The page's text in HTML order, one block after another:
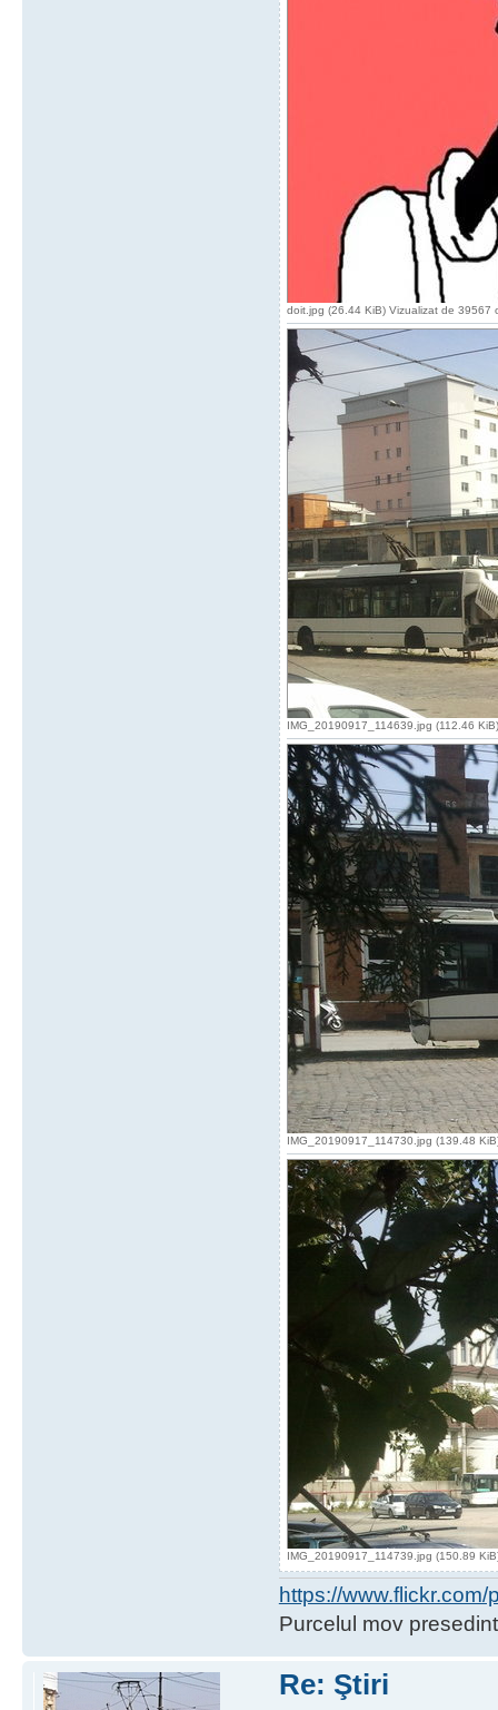
doit.jpg (26.44 KiB) Vizualizat de 39567
IMG_20190917_114639.jpg (112.46
IMG_20190917_114730.jpg (139.48
IMG_20190917_114739.jpg (150.89
https://
Purcelul mov
Re: Ştiri